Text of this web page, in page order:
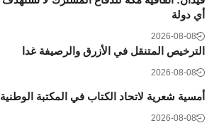
أي دولة
2026-08-08
الترخيص المتنقل في الأزرق والرصيفة غدا
2026-08-08
أمسية شعرية لاتحاد الكتاب في المكتبة الوطنية
2026-08-08